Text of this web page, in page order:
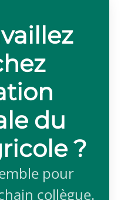
du
?
pour
collègue.